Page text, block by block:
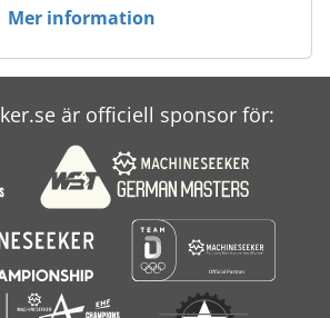
Mer information
är officiell sponsor för: